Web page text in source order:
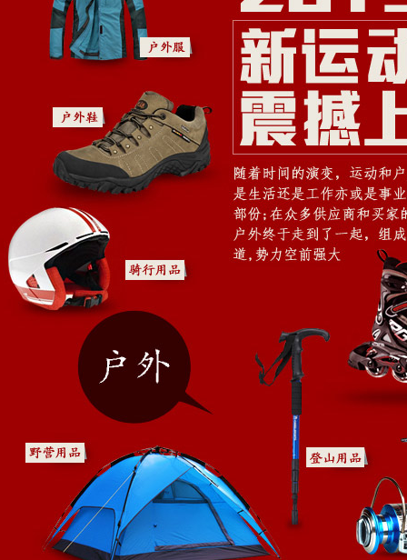
渔具
极限/滑轮
球类用品
游艺/棋
运动鞋
运动服/套装
瑜伽
运动(大圆圈)